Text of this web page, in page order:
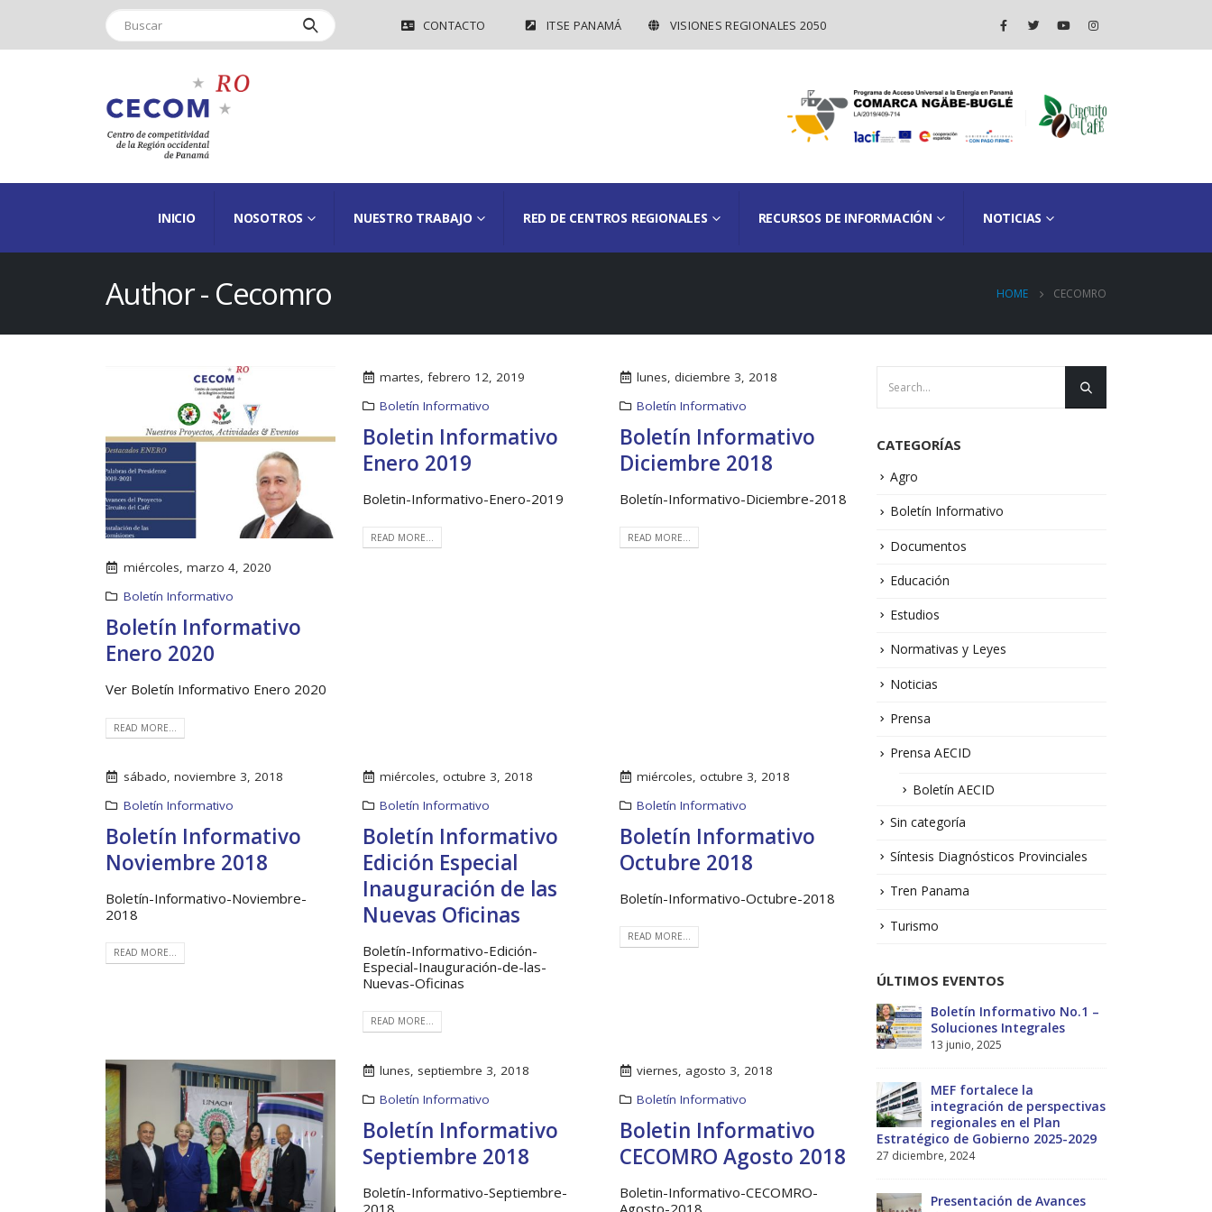
CONTACTO ITSE PANAMÁ VISIONES REGIONALES 2050
INICIO NOSOTROS NUESTRO TRABAJO RED DE CENTROS REGIONALES RECURSOS DE INFORMACIÓN NOTICIAS
Author - Cecomro HOME CECOMRO
miércoles, marzo 4, 2020
Boletín Informativo
Boletín Informativo
Enero 2020
Ver Boletín Informativo Enero 2020
READ MORE...
martes, febrero 12, 2019
Boletín Informativo
Boletin Informativo
Enero 2019
Boletin-Informativo-Enero-2019
READ MORE...
lunes, diciembre 3, 2018
Boletín Informativo
Boletín Informativo
Diciembre 2018
Boletín-Informativo-Diciembre-2018
READ MORE...
sábado, noviembre 3, 2018
Boletín Informativo
Boletín Informativo
Noviembre 2018
Boletín-Informativo-Noviembre-
2018
READ MORE...
miércoles, octubre 3, 2018
Boletín Informativo
Boletín Informativo
Edición Especial
Inauguración de las
Nuevas Oficinas
Boletín-Informativo-Edición-
Especial-Inauguración-de-las-
Nuevas-Oficinas
READ MORE...
miércoles, octubre 3, 2018
Boletín Informativo
Boletín Informativo
Octubre 2018
Boletín-Informativo-Octubre-2018
READ MORE...
lunes, septiembre 3, 2018
Boletín Informativo
Boletín Informativo
Septiembre 2018
Boletín-Informativo-Septiembre-
2018
viernes, agosto 3, 2018
Boletín Informativo
Boletin Informativo
CECOMRO Agosto 2018
Boletin-Informativo-CECOMRO-
Agosto-2018
CATEGORÍAS
Agro
Boletín Informativo
Documentos
Educación
Estudios
Normativas y Leyes
Noticias
Prensa
Prensa AECID
Boletín AECID
Sin categoría
Síntesis Diagnósticos Provinciales
Tren Panama
Turismo
ÚLTIMOS EVENTOS
MEF fortalece la
integración de perspectivas
regionales en el Plan
Estratégico de Gobierno 2025-2029
27 diciembre, 2024
Presentación de Avances
la Estrategia para Impulsar
RO
19 octubre, 2024
CECOMRO se reúne con el
presidente José Raúl Mulino
6 septiembre, 2024
Encuentro de Líderes y
integración de perspectivas
regionales en el Plan
Estratégico de Gobierno 2025-2029
27 diciembre, 2024
Presentación de Avances
Taller: Estudio y Diseño de
la Estrategia para Impulsar
el Tren Panamá – CECOM
CECOMRO se reúne con el
presidente José Raúl Mulino
6 septiembre, 2024
Encuentro de Líderes y